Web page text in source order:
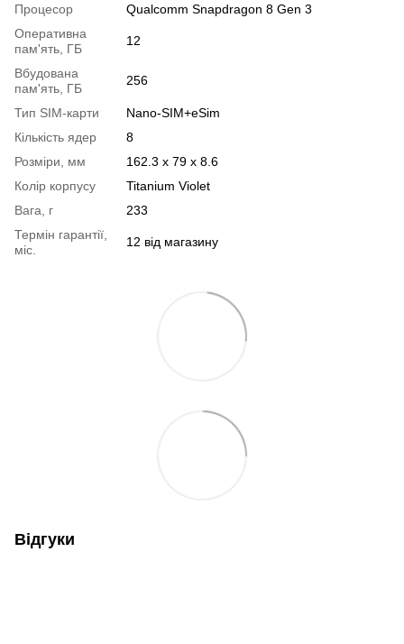
Процесор
Qualcomm Snapdragon 8 Gen 3
Оперативна
пам'ять, ГБ
12
Вбудована
пам'ять, ГБ
256
Тип SIM-карти
Nano-SIM+eSim
Кількість ядер
8
Розміри, мм
162.3 x 79 x 8.6
Колір корпусу
Titanium Violet
Вага, г
233
Термін гарантії,
міс.
12 від магазину
Відгуки